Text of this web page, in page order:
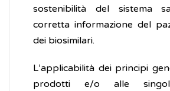
sostenibilità del sistema
corretta informazione del
dei biosimilari.
L’applicabilità dei principi
prodotti e/o alle